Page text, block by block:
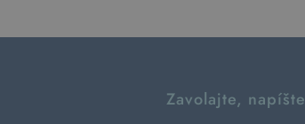
Zavolajte, napíšte